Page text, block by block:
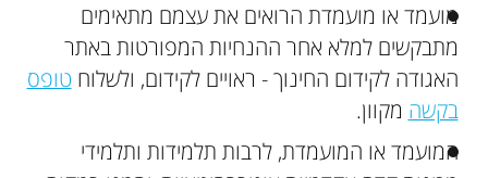
מועמד או מועמדת הרואים את עצמם מתאימים
מתבקשים למלא אחר ההנחיות המפורטות באתר
האגודה לקידום החינוך - ראויים לקידום, ולשלוחטופס
בקשה מקוון.
המועמד או המועמדת, לרבות תלמידות ותלמידי